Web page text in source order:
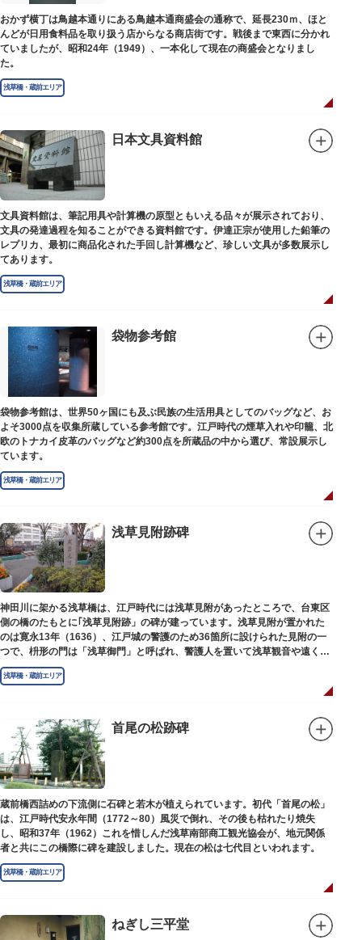
おかず横丁は鳥越本通りにある鳥越本通商盛会の通称で、延長230ｍ、ほと
んどが日用食料品を取り扱う店からなる商店街です。戦後まで東西に分かれ
ていましたが、昭和24年（1949）、一本化して現在の商盛会となりまし
た。
浅草橋・蔵前エリア
日本文具資料館
文具資料館は、筆記用具や計算機の原型ともいえる品々が展示されており、
文具の発達過程を知ることができる資料館です。伊達正宗が使用した鉛筆の
レプリカ、最初に商品化された手回し計算機など、珍しい文具が多数展示し
てあります。
浅草橋・蔵前エリア
袋物参考館
袋物参考館は、世界50ヶ国にも及ぶ民族の生活用具としてのバッグなど、お
よそ3000点を収集所蔵している参考館です。江戸時代の煙草入れや印籠、北
欧のトナカイ皮革のバッグなど約300点を所蔵品の中から選び、常設展示し
ています。
浅草橋・蔵前エリア
浅草見附跡碑
神田川に架かる浅草橋は、江戸時代には浅草見附があったところで、台東区
側の橋のたもとに｢浅草見附跡」の碑が建っています。浅草見附が置かれた
のは寛永13年（1636）、江戸城の警護のため36箇所に設けられた見附の一
つで、枡形の門は「浅草御門」と呼ばれ、警護人を置いて浅草観音や遠くは
奥州へ往来する人々を取り締まりました。
浅草橋・蔵前エリア
首尾の松跡碑
蔵前橋西詰めの下流側に石碑と若木が植えられています。初代「首尾の松」
は、江戸時代安永年間（1772～80）風災で倒れ、その後も枯れたり焼失
し、昭和37年（1962）これを惜しんだ浅草南部商工観光協会が、地元関係
者と共にこの橋際に碑を建設しました。現在の松は七代目といわれます。
浅草橋・蔵前エリア
ねぎし三平堂